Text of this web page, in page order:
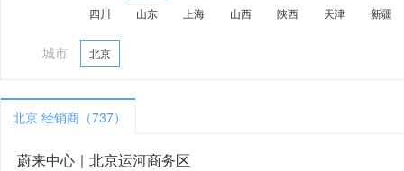
四川
山东 上海 山西 陕西 天津 新疆
城市 北京
北京 经销商（737）
蔚来中心｜北京运河商务区